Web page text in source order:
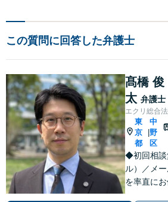
この質問に回答した弁護士
髙橋 俊
太 弁護士
エクリ総合
東
京
都
中
野
区
◆初回相談
ル）／メ
を率直に